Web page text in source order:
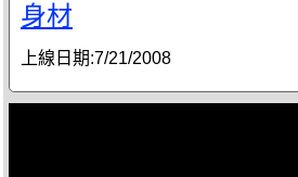
身材
上線日期:7/21/2008